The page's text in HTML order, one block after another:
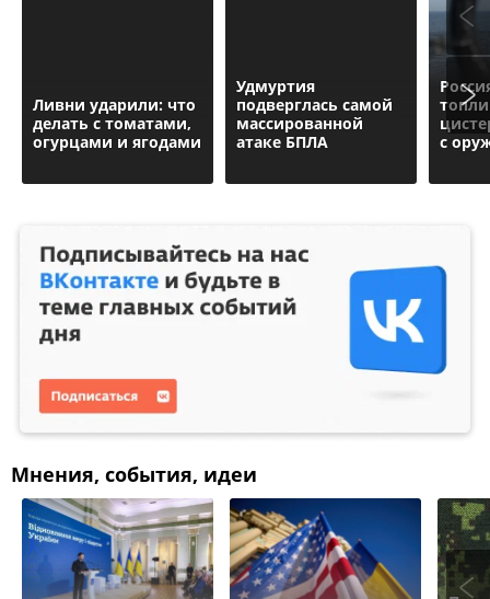
Ливни ударили: что
делать с томатами,
огурцами и ягодами
Удмуртия
подверглась самой
массированной
атаке БПЛА
с
Мнения, события, идеи